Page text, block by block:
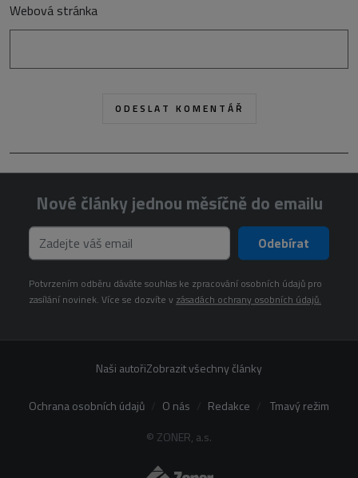
Webová stránka
Nové články jednou měsíčně do emailu
Odebírat
Potvrzením odběru dáváte souhlas ke zpracování osobních údajů pro
zasílání novinek. Více se dozvíte v zásadách ochrany osobních údajů.
Naši autořiZobrazit všechny články
© ZONER, a.s.
Ochrana osobních údajů O nás Redakce Tmavý režim